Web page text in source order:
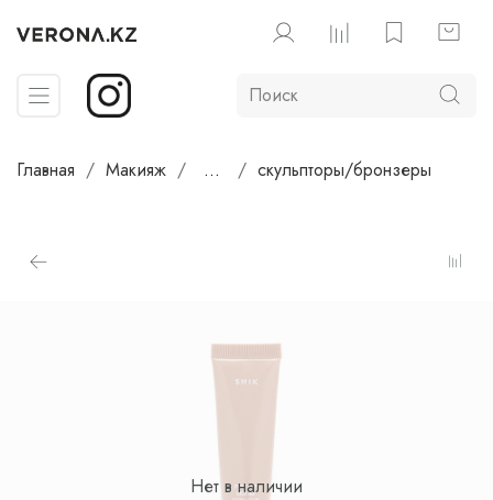
Главная Макияж ... скульпторы/бронзеры
Нет в наличии